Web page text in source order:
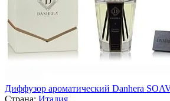
Диффузор ароматический Danhera